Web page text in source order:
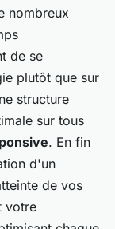
nombreux
de se
plutôt que sur
structure
sur tous
. En fin
d'un
de vos
votre